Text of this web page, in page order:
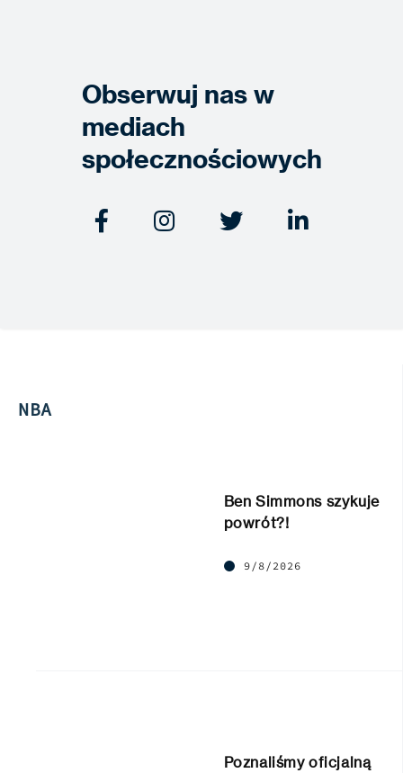
Obserwuj nas w
mediach
społecznościowych
   
NBA
Ben Simmons szykuje
powrót?!
9/8/2026
Poznaliśmy oficjalną